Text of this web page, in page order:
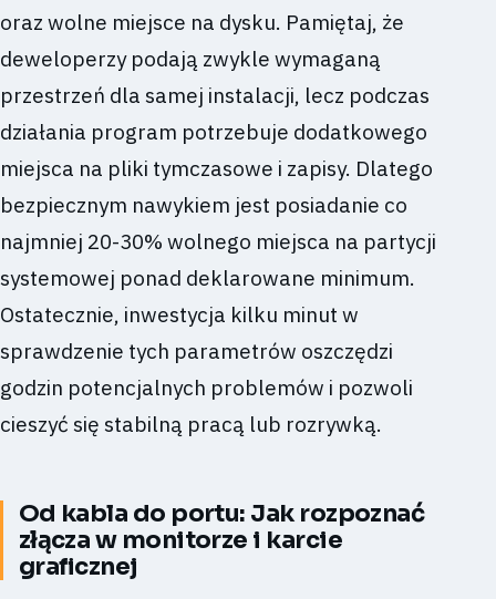
oraz wolne miejsce na dysku. Pamiętaj, że
deweloperzy podają zwykle wymaganą
przestrzeń dla samej instalacji, lecz podczas
działania program potrzebuje dodatkowego
miejsca na pliki tymczasowe i zapisy. Dlatego
bezpiecznym nawykiem jest posiadanie co
najmniej 20-30% wolnego miejsca na partycji
systemowej ponad deklarowane minimum.
Ostatecznie, inwestycja kilku minut w
sprawdzenie tych parametrów oszczędzi
godzin potencjalnych problemów i pozwoli
cieszyć się stabilną pracą lub rozrywką.
Od kabla do portu: Jak rozpoznać
złącza w monitorze i karcie
graficznej